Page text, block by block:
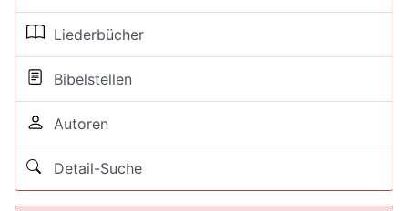
Liederbücher
Bibelstellen
Autoren
Detail-Suche